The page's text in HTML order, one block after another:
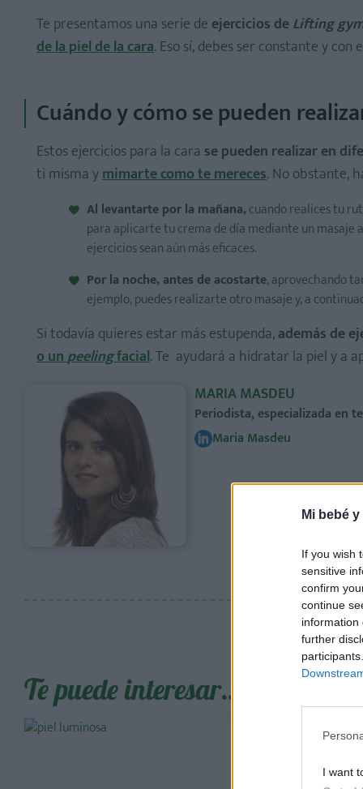
Mi bebé
If you wish
sensitive
confirm
continue
information
further
I want
Te presentamos una serie de ejercicios deLifting
de la piel de la cara. Eso sí, debes ser constante y
Cuándo y cómo se pueden
Estos ejercicios para la cara se pueden realizar en
ti misma ymimarte como te mereces. No obstante,
Al levantarte por la mañana,cuando realices tu
para aplicarte tu crema de día mediante un masaje
ejercicios sean aún más eficaces.
Por la noche, antes de acostarte, aprovechando
ejemplo, puedes realizarte otro masaje y, a
Si todavía quieres estar más estupenda,además de
o unpeelingfacial. Te ayudará a hidratar la piel y a
MARIA MASDEU
Periodista, especializada en
Maria Masdeu
Te puede interesar…